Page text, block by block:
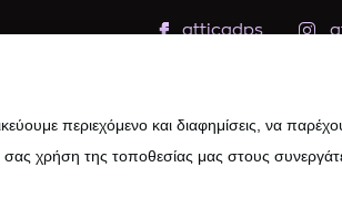
atticadps
περιεχόμενο και διαφημίσεις, να
χρήση της τοποθεσίας μας στους